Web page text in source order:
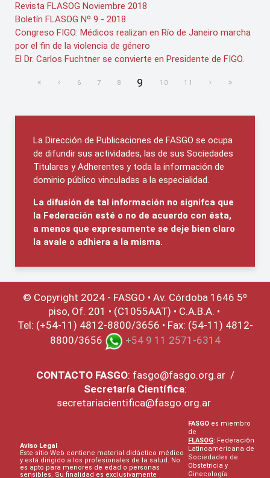
Revista FLASOG Noviembre 2018
Boletín FLASOG Nº 9 - 2018
Congreso FIGO: Médicos realizan en Río de Janeiro marcha
por el fin de la violencia de género
El Dr. Carlos Fuchtner se convierte en Presidente de FIGO.
6 7 8 9 10 11
La Dirección de Publicaciones de FASGO se ocupa
de difundir sus actividades, las de sus Sociedades
Titulares y Adherentes y toda la información de
dominio público vinculadas a la especialidad.
La difusión de tal información no signifca que
la Federación esté o no de acuerdo con ésta,
a menos que expresamente se deje bien claro
la avale o adhiera a la misma.
© Copyright 2024 - FASGO • Av. Córdoba 1646 5º
piso, Of. 201 • (C1055AAT) • C.A.B.A. •
Tel: (+54-11) 4812-8800/3656 • Fax: (54-11) 4812-
8800/3656
+54 9 11 2571-6314
CONTACTO FASGO: fasgo@fasgo.org.ar/
Secretaría Científica:
secretariacientifica@fasgo.org.ar
Aviso Legal
Este sitio Web contiene material didáctico médico
y está dirigido a los profesionales de la salud. No
es apto para menores de edad o personas
sensibles. Su finalidad es exclusivamente
FASGO es miembro
de
FLASOG: Federación
Latinoamericana de
Sociedades de
Obstetricia y
Ginecología